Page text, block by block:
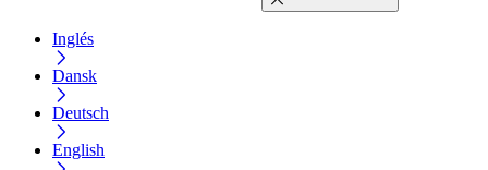
Inglés
Dansk
Deutsch
English